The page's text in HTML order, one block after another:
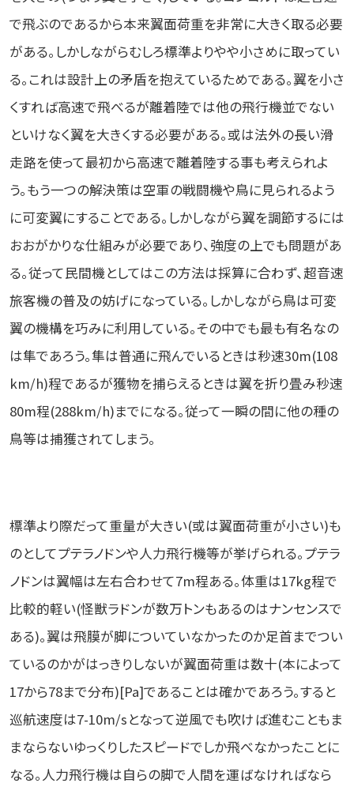
で飛ぶのであるから本来翼面荷重を非常に大きく取る必要
がある。しかしながらむしろ標準よりやや小さめに取ってい
る。これは設計上の矛盾を抱えているためである。翼を小さ
くすれば高速で飛べるが離着陸では他の飛行機並でない
といけなく翼を大きくする必要がある。或は法外の長い滑
走路を使って最初から高速で離着陸する事も考えられよ
う。もう一つの解決策は空軍の戦闘機や鳥に見られるよう
に可変翼にすることである。しかしながら翼を調節するには
おおがかりな仕組みが必要であり、強度の上でも問題があ
る。従って民間機としてはこの方法は採算に合わず、超音速
旅客機の普及の妨げになっている。しかしながら鳥は可変
翼の機構を巧みに利用している。その中でも最も有名なの
は隼であろう。隼は普通に飛んでいるときは秒速30m(108
km/h)程であるが獲物を捕らえるときは翼を折り畳み秒速
80m程(288km/h)までになる。従って一瞬の間に他の種の
鳥等は捕獲されてしまう。
標準より際だって重量が大きい(或は翼面荷重が小さい)も
のとしてプテラノドンや人力飛行機等が挙げられる。プテラ
ノドンは翼幅は左右合わせて7m程ある。体重は17kg程で
比較的軽い(怪獣ラドンが数万トンもあるのはナンセンスで
ある)。翼は飛膜が脚についていなかったのか足首までつい
ているのかがはっきりしないが翼面荷重は数十(本によって
17から78まで分布)[Pa]であることは確かであろう。すると
巡航速度は7-10m/sとなって逆風でも吹けば進むこともま
まならないゆっくりしたスピードでしか飛べなかったことに
なる。人力飛行機は自らの脚で人間を運ばなければなら